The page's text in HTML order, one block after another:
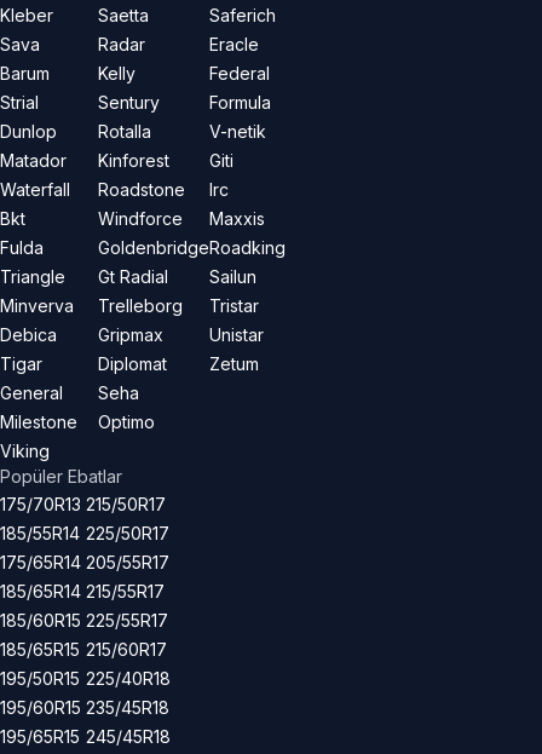
Kleber
Sava
Barum
Strial
Dunlop
Matador
Waterfall
Bkt
Fulda
Triangle
Minverva
Debica
Tigar
General
Milestone
Viking
Saetta
Radar
Kelly
Sentury
Rotalla
Kinforest
Roadstone
Windforce
Goldenbridge
Gt Radial
Trelleborg
Gripmax
Diplomat
Seha
Optimo
Saferich
Eracle
Federal
Formula
V-netik
Giti
Irc
Maxxis
Roadking
Sailun
Tristar
Unistar
Zetum
Popüler Ebatlar
175/70R13
185/55R14
175/65R14
185/65R14
185/60R15
185/65R15
195/50R15
195/60R15
195/65R15
215/50R17
225/50R17
205/55R17
215/55R17
225/55R17
215/60R17
225/40R18
235/45R18
245/45R18